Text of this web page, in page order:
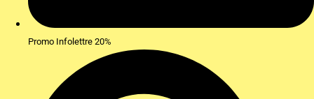
Promo Infolettre 20%